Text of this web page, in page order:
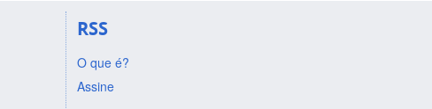
RSS
O que é?
Assine